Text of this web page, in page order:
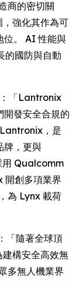
商的密切關
強化其作為可
位。 AI 性能與
的國防與自動
「Lantronix
開發安全合規的
，是
牌，更與
用 Qualcomm
創多項業界
為 Lynx 載荷
「隨著全球頂
構安全高效無
多無人機業界